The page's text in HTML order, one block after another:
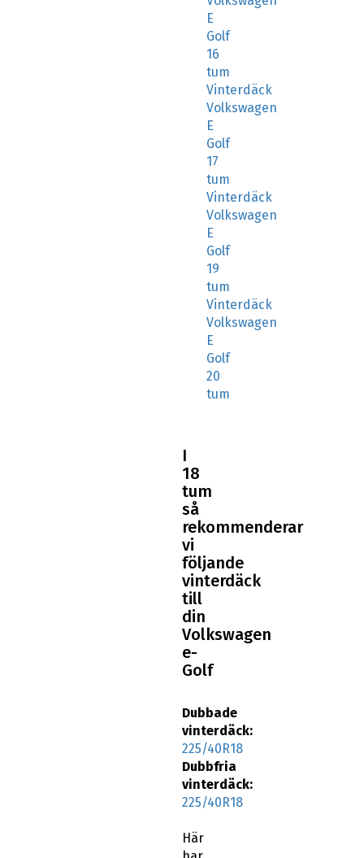
E
Golf
16
tum
Vinterdäck
Volkswagen
E
Golf
17
tum
Vinterdäck
Volkswagen
E
Golf
19
tum
Vinterdäck
Volkswagen
E
Golf
20
tum
I
18
tum
så
rekommenderar
vi
följande
vinterdäck
till
din
Volkswagen
e-
Golf
Dubbade
vinterdäck:
225/40R18
Dubbfria
vinterdäck:
225/40R18
Här